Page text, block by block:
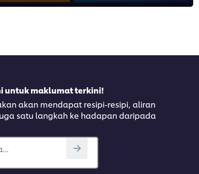
untuk maklumat terkini!
akan mendapat resipi-resipi, aliran
satu langkah ke hadapan daripada